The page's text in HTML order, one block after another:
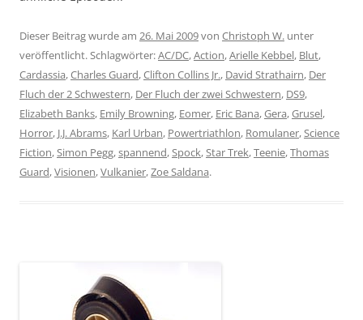
Dieser Beitrag wurde am 26. Mai 2009von Christoph W. unter
veröffentlicht. Schlagwörter:AC/DC,Action,Arielle Kebbel, Blut,
Cardassia,Charles Guard,Clifton Collins Jr., David Strathairn, Der
Fluch der 2 Schwestern, Der Fluch der zwei Schwestern, DS9,
Elizabeth Banks, Emily Browning, Eomer, Eric Bana,Gera,Grusel,
Horror, J.J. Abrams, Karl Urban, Powertriathlon, Romulaner, Science
Fiction, Simon Pegg,spannend, Spock, Star Trek,Teenie,Thomas
Guard,Visionen,Vulkanier,Zoe Saldana.